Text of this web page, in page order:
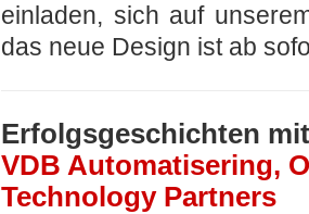
einladen, sich auf
das neue Design ist ab
Erfolgsgeschichten
VDB Automatisering,
Technology Partners